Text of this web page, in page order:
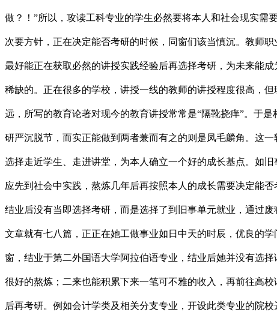
做？！”所以，攻读工科专业的学生必然要将本人和社会现实
次要方针，正在决定能否考研的时候，同窗们该当慎沉。教师
最好能正在获取必然的讲授实践经验后再选择考研，为未来能
稀缺的。正在很多的学校，讲授一线的教师的讲授程度很高，
远，所写的教育论著对现今的教育讲授常常是“隔靴挠痒”。于
研严沉脱节，而实正能做到两者兼而有之的则是凤毛麟角。这
选择走近学生、走进讲堂，为本人确立一个好的成长基点。如
应先到社会中实践，熬炼几年后再按照本人的成长需要决定能
结业后没有当即选择考研，而是选择了到旧事单元就业，通过
文章就有七八篇，正正在她工做事业如日中天的时辰，优良的
窗，结业于第二外国语大学阿拉伯语专业，结业后她并没有选
很好的熬炼；二来也能积累下来一笔可不雅的收入，再前往高
后再考研。例如会计学类及相关分支专业，开设此类专业的院